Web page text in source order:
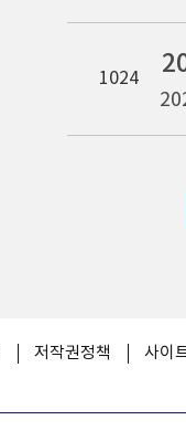
1024
저작권정책 사이